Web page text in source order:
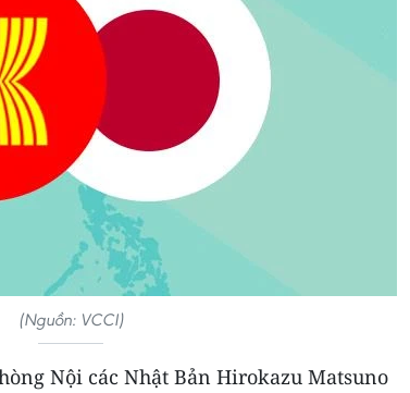
(Nguồn: VCCI)
Nội các Nhật Bản Hirokazu Matsuno